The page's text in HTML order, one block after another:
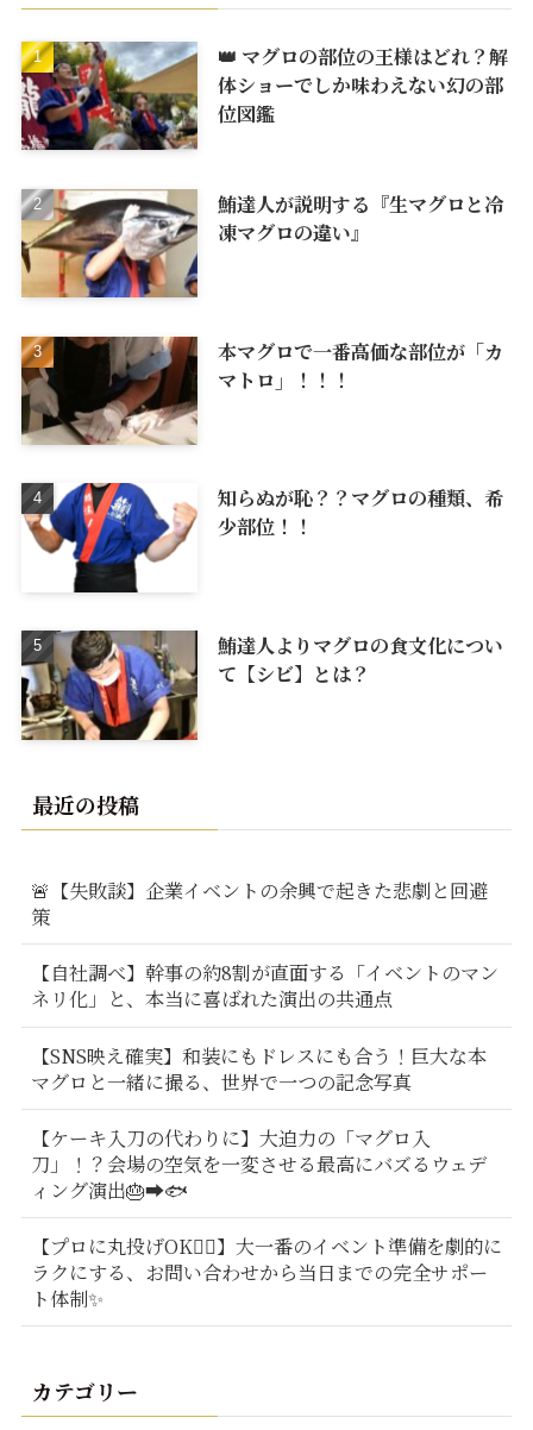
👑 マグロの部位の王様はどれ？解
体ショーでしか味わえない幻の部
位図鑑
鮪達人が説明する『生マグロと冷
凍マグロの違い』
本マグロで一番高価な部位が「カ
マトロ」！！！
知らぬが恥？？マグロの種類、希
少部位！！
鮪達人よりマグロの食文化につい
て【シビ】とは？
最近の投稿
🚨【失敗談】企業イベントの余興で起きた悲劇と回避
策
【自社調べ】幹事の約8割が直面する「イベントのマン
ネリ化」と、本当に喜ばれた演出の共通点
【SNS映え確実】和装にもドレスにも合う！巨大な本
マグロと一緒に撮る、世界で一つの記念写真
【ケーキ入刀の代わりに】大迫力の「マグロ入
刀」！？会場の空気を一変させる最高にバズるウェデ
ィング演出🎂➡️🐟
【プロに丸投げOK🙆‍♂️】大一番のイベント準備を劇的に
ラクにする、お問い合わせから当日までの完全サポー
ト体制✨
カテゴリー